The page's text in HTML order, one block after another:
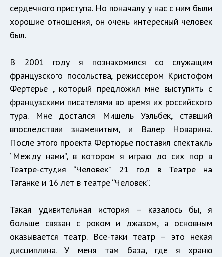
сердечного приступа. Но поначалу у нас с ним были
хорошие отношения, он очень интересный человек
был.
В 2001 году я познакомился со служащим
французского посольства, режиссером Кристофом
Фертерье , который предложил мне выступить с
французскими писателями во время их российского
тура. Мне достался Мишель Уэльбек, ставший
впоследствии знаменитым, и Валер Новарина.
После этого проекта Фертюрье поставил спектакль
“Между нами”, в котором я играю до сих пор в
Театре-студия “Человек”. 21 год в Театре на
Таганке и 16 лет в театре “Человек”.
Такая удивительная история – казалось бы, я
больше связан с роком и джазом, а основным
оказывается театр. Все-таки театр – это некая
дисциплина. У меня там база, где я храню